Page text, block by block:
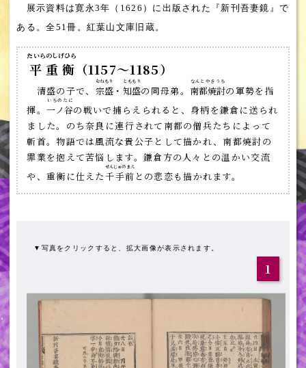
展示資料は寛永3年（1626）に出版された『新刊吾妻鏡』で
ある。全51冊。紅葉山文庫旧蔵。
平重衡
たいらのしげひら
（1157～1185）
清盛の子で、 宗盛
むねもり
・知盛
とももり
の同母弟。 南都焼討
なんとやきうち
の軍勢を指
揮。 一ノ谷
いちのたに
の戦いで捕らえられると、身柄を鎌倉に送られ
ました。のち奈良に連行されて南都の僧兵たちによって
斬首。物語では風流な貴公子として描かれ、南都焼討の
罪業を抱えて苦悩します。鎌倉方の人々との温かい交流
や、重衡に仕えた千手前
せんじゅのまえ
との悲恋も描かれます。
▼写真をクリックすると、拡大画像が表示されます。
1